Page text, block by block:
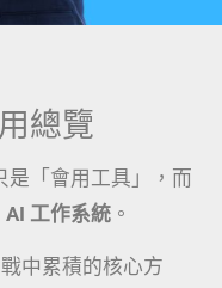
總覽
是「會用工具」，而
AI 工作系統 。
中累積的核心方